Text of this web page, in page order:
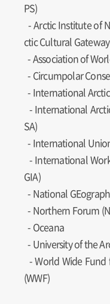
PS)
- Arctic Institute of
ctic Cultural Gateway
- Association of
- Circumpolar
- International
- International
SA)
- International
- International
GIA)
- National
- Northern Forum
- Oceana
- University of the
- World Wide
(WWF)